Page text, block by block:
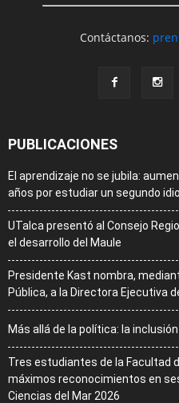
Contáctanos:
PUBLICACIONES
El aprendizaje no se jubila:
años por estudiar un segundo
UTalca presentó al Consejo
el desarrollo del Maule
Presidente Kast nombra,
Pública, a la Directora Ejecutiva
Más allá de la política: la
Tres estudiantes de la Facultad
máximos reconocimientos en
Ciencias del Mar 2026